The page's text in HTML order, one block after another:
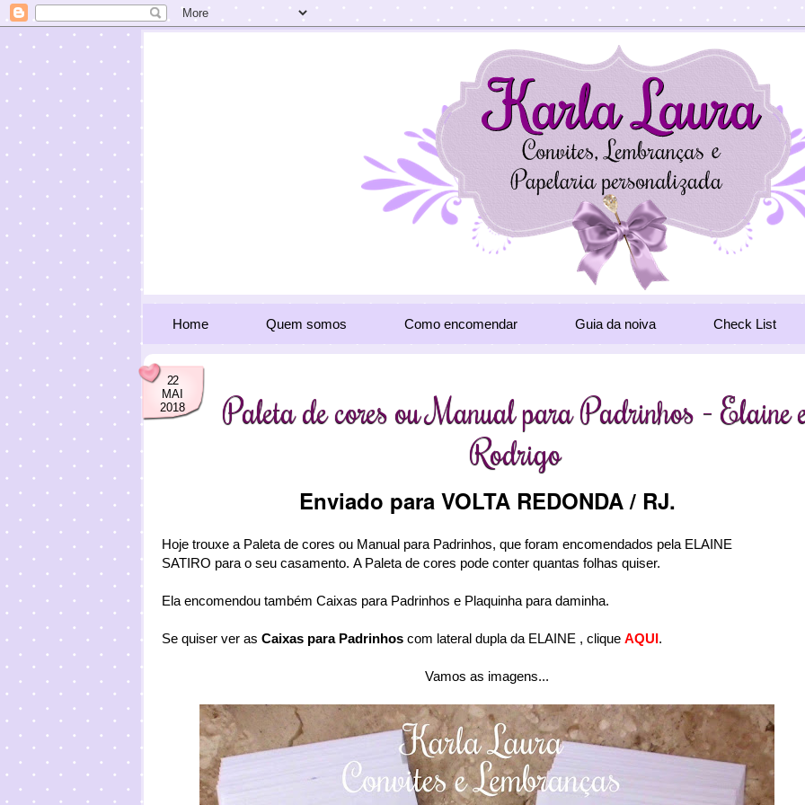
Home Quem somos Como encomendar Guia da noiva Check List
22
MAI
2018
Paleta de cores ou Manual para Padrinhos - Elaine
Rodrigo
Enviado para VOLTA REDONDA / RJ.
Hoje trouxe a Paleta de cores ou Manual para Padrinhos, que foram encomendados pela ELAINE
SATIRO para o seu casamento. A Paleta de cores pode conter quantas folhas quiser.
Ela encomendou também Caixas para Padrinhos e Plaquinha para daminha.
Se quiser ver as Caixas para Padrinhos com lateral dupla da ELAINE , clique AQUI.
Vamos as imagens...